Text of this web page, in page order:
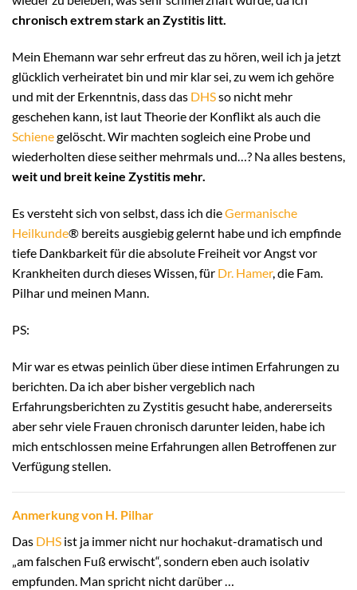
chronisch extrem stark an Zystitis litt.
Mein Ehemann war sehr erfreut das zu hören, weil ich ja jetzt
glücklich verheiratet bin und mir klar sei, zu wem ich gehöre
und mit der Erkenntnis, dass das DHSso nicht mehr
geschehen kann, ist laut Theorie der Konflikt als auch die
Schienegelöscht. Wir machten sogleich eine Probe und
wiederholten diese seither mehrmals und…? Na alles bestens,
weit und breit keine Zystitis mehr.
Es versteht sich von selbst, dass ich dieGermanische
Heilkunde® bereits ausgiebig gelernt habe und ich empfinde
tiefe Dankbarkeit für die absolute Freiheit vor Angst vor
Krankheiten durch dieses Wissen, für Dr. Hamer, die Fam.
Pilhar und meinen Mann.
PS:
Mir war es etwas peinlich über diese intimen Erfahrungen zu
berichten. Da ich aber bisher vergeblich nach
Erfahrungsberichten zu Zystitis gesucht habe, andererseits
aber sehr viele Frauen chronisch darunter leiden, habe ich
mich entschlossen meine Erfahrungen allen Betroffenen zur
Verfügung stellen.
Anmerkung von H. Pilhar
Das DHS ist ja immer nicht nur hochakut-dramatisch und
„am falschen Fuß erwischt“, sondern eben auch isolativ
empfunden. Man spricht nicht darüber …